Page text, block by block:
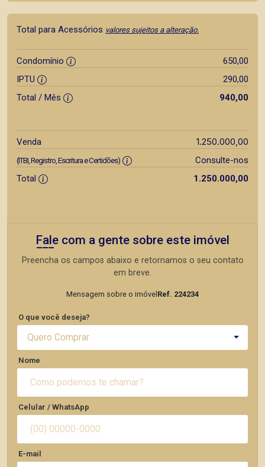
Total para Acessórios valores sujeitos a alteração.
Condomínio
650,00
IPTU
290,00
Total / Mês
940,00
Venda 1.250.000,00
(ITBI, Registro, Escritura e Certidões)
Consulte-nos
Total
1.250.000,00
Fale com a gente sobre este imóvel
Preencha os campos abaixo e retornamos o seu contato
em breve.
Mensagem sobre o imóvel Ref. 224234
O que você deseja?
Quero Comprar
Nome
Celular / WhatsApp
E-mail